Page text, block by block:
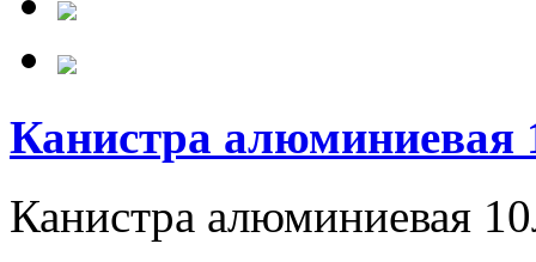
Канистра алюминиевая
Канистра алюминиевая